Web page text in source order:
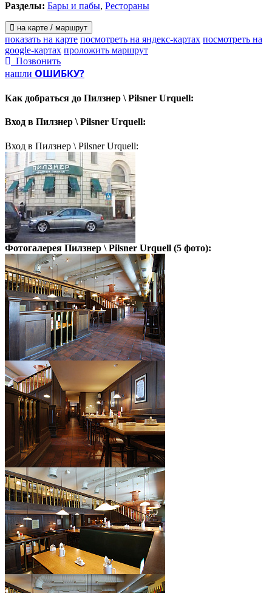
Разделы: Бары и пабы, Рестораны
на карте / маршрут
показать на карте посмотреть на яндекс-картах посмотреть на
google-картах проложить маршрут
Позвонить
нашли ОШИБКУ?
Как добраться до Пилзнер \ Pilsner Urquell:
Вход в Пилзнер \ Pilsner Urquell:
Вход в Пилзнер \ Pilsner Urquell:
Фотогалерея Пилзнер \ Pilsner Urquell (5 фото):